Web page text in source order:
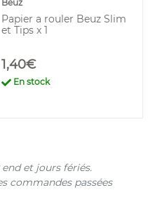
Beuz
Papier a rouler Beuz Slim
et Tips x 1
1,40€
En stock
et jours fériés.
commandes passées